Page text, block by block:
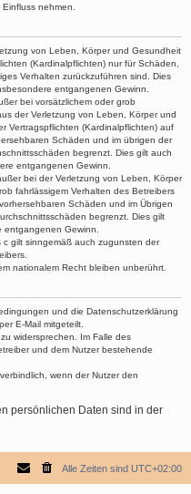
nehmen.
von Leben, Körper und Gesundheit
(Kardinalpflichten) nur für Schäden,
Verhalten zurückzuführen sind. Dies
entgangenen Gewinn.
bei vorsätzlichem oder grob
der Verletzung von Leben, Körper und
Vertragspflichten (Kardinalpflichten) auf
Schäden und im übrigen der
begrenzt. Dies gilt auch
entgangenen Gewinn.
bei der Verletzung von Leben, Körper
fahrlässigem Verhalten des Betreibers
Schäden und im Übrigen
begrenzt. Dies gilt
Gewinn.
gilt sinngemäß auch zugunsten der
nationalem Recht bleiben unberührt.
und die Datenschutzerklärung
E-Mail mitgeteilt.
widersprechen. Im Falle des
und dem Nutzer bestehende
wenn der Nutzer den
persönlichen Daten sind in der
Alle Zeiten sind UTC+02:00